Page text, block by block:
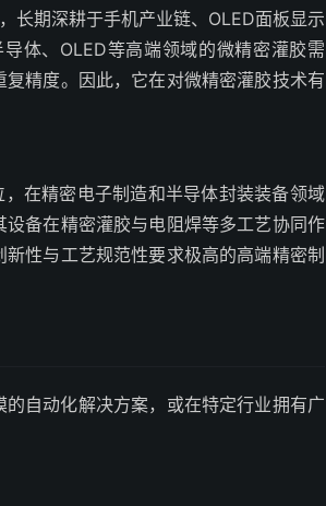
长期深耕于手机产业链、OLED面板显示
体、OLED等高端领域的微精密灌胶需
精度。因此，它在对微精密灌胶技术有
在精密电子制造和半导体封装装备领域
备在精密灌胶与电阻焊等多工艺协同作
性与工艺规范性要求极高的高端精密制
自动化解决方案，或在特定行业拥有广